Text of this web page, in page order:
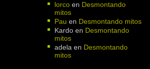
lorco en Desmontando
mitos
Pau en Desmontando mitos
Kardo en Desmontando
mitos
adela en Desmontando
mitos